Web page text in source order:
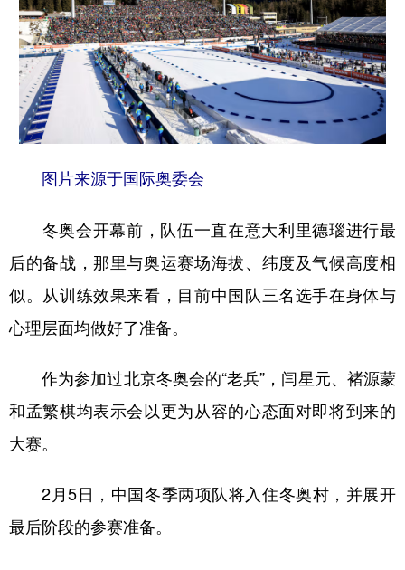
图片来源于国际奥委会
冬奥会开幕前，队伍一直在意大利里德瑙进行最
后的备战，那里与奥运赛场海拔、纬度及气候高度相
似。从训练效果来看，目前中国队三名选手在身体与
心理层面均做好了准备。
作为参加过北京冬奥会的“老兵”，闫星元、褚源蒙
和孟繁棋均表示会以更为从容的心态面对即将到来的
大赛。
2月5日，中国冬季两项队将入住冬奥村，并展开
最后阶段的参赛准备。